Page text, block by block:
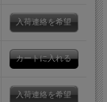
入荷連絡を希望
入荷連絡を希望